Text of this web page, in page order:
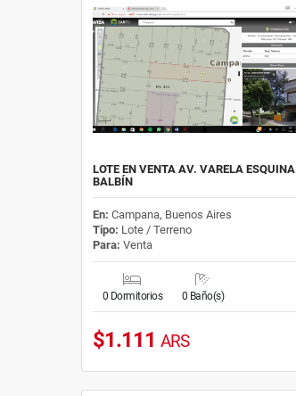
LOTE EN VENTA AV. VARELA ESQUINA
BALBÍN
En: Campana, Buenos Aires
Tipo: Lote / Terreno
Para: Venta
0 Dormitorios 0 Baño(s)
$1.111 ARS